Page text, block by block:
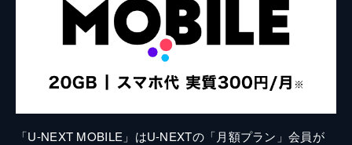
「U-NEXT MOBILE」はU-NEXTの「月額プラン」会員が